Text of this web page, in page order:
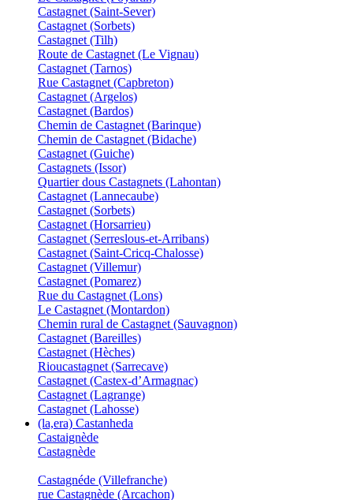
Castagnet (Saint-Sever)
Castagnet (Sorbets)
Castagnet (Tilh)
Route de Castagnet (Le Vignau)
Castagnet (Tarnos)
Rue Castagnet (Capbreton)
Castagnet (Argelos)
Castagnet (Bardos)
Chemin de Castagnet (Barinque)
Chemin de Castagnet (Bidache)
Castagnet (Guiche)
Castagnets (Issor)
Quartier dous Castagnets (Lahontan)
Castagnet (Lannecaube)
Castagnet (Sorbets)
Castagnet (Horsarrieu)
Castagnet (Serreslous-et-Arribans)
Castagnet (Saint-Cricq-Chalosse)
Castagnet (Villemur)
Castagnet (Pomarez)
Rue du Castagnet (Lons)
Le Castagnet (Montardon)
Chemin rural de Castagnet (Sauvagnon)
Castagnet (Bareilles)
Castagnet (Hèches)
Rioucastagnet (Sarrecave)
Castagnet (Castex-d’Armagnac)
Castagnet (Lagrange)
Castagnet (Lahosse)
(la,era) Castanheda
Castaignède
Castagnède
Castagnéde (Villefranche)
rue Castagnède (Arcachon)